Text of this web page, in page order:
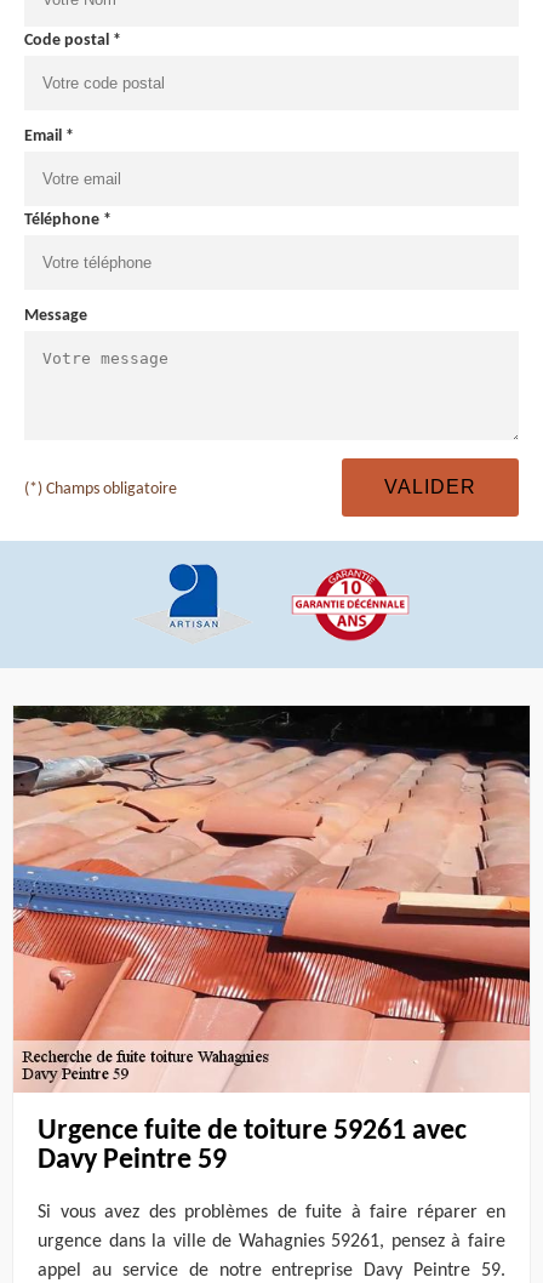
Code postal *
Email *
Téléphone *
Message
(*) Champs obligatoire
Urgence fuite de toiture 59261 avec
Davy Peintre 59
Si vous avez des problèmes de fuite à faire réparer en
urgence dans la ville de Wahagnies 59261, pensez à faire
appel au service de notre entreprise Davy Peintre 59.